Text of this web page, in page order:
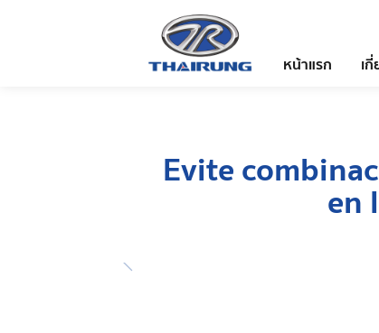
หน้าแรก เ
Evite
en